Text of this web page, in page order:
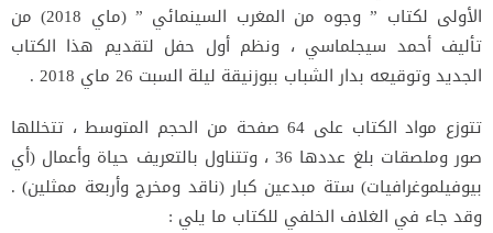
الأولى لكتاب ” وجوه من المغرب السينمائي ” (ماي 2018) من
تأليف أحمد سيجلماسي ، ونظم أول حفل لتقديم هذا الكتاب
الجديد وتوقيعه بدار الشباب ببوزنيقة ليلة السبت 26 ماي 2018 .
تتوزع مواد الكتاب على 64 صفحة من الحجم المتوسط ، تتخللها
صور وملصقات بلغ عددها 36 ، وتتناول بالتعريف حياة وأعمال (أي
بيوفيلموغرافيات) ستة مبدعين كبار (ناقد ومخرج وأربعة ممثلين) .
وقد جاء في الغلاف الخلفي للكتاب ما يلي :